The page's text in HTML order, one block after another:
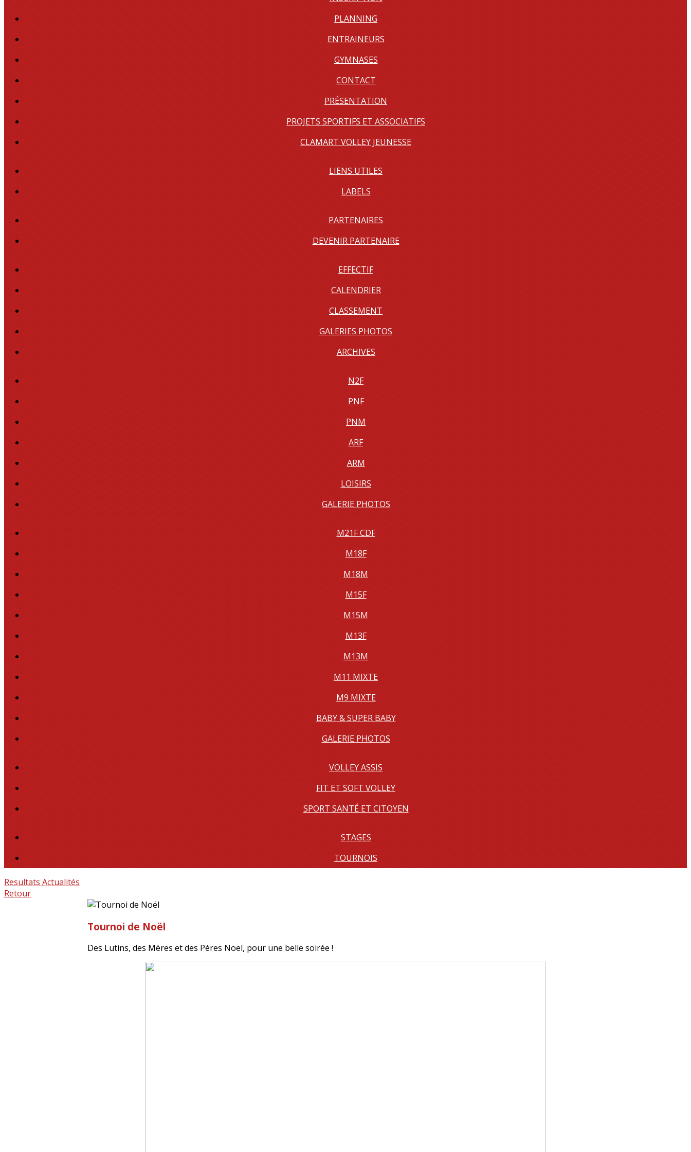
PLANNING
ENTRAINEURS
GYMNASES
CONTACT
PRÉSENTATION
PROJETS SPORTIFS ET ASSOCIATIFS
CLAMART VOLLEY JEUNESSE
LIENS UTILES
LABELS
PARTENAIRES
DEVENIR PARTENAIRE
EFFECTIF
CALENDRIER
CLASSEMENT
GALERIES PHOTOS
ARCHIVES
N2F
PNF
PNM
ARF
ARM
LOISIRS
GALERIE PHOTOS
M21F CDF
M18F
M18M
M15F
M15M
M13F
M13M
M11 MIXTE
M9 MIXTE
BABY & SUPER BABY
GALERIE PHOTOS
VOLLEY ASSIS
FIT ET SOFT VOLLEY
SPORT SANTÉ ET CITOYEN
STAGES
TOURNOIS
Resultats Actualités
Retour
Tournoi de Noël
Des Lutins, des Mères et des Pères Noël, pour une belle soirée !